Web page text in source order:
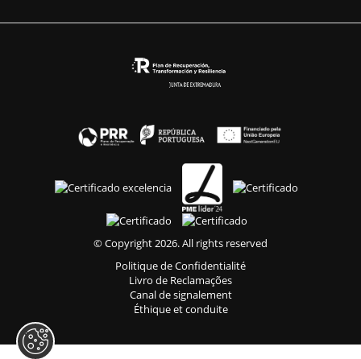
© Copyright 2026. All rights reserved
Politique de Confidentialité
Livro de Reclamações
Canal de signalement
Éthique et conduite